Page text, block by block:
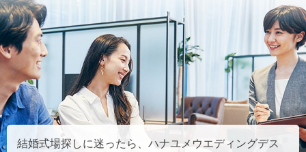
結婚式場探しに迷ったら、ハナユメウエディングデス